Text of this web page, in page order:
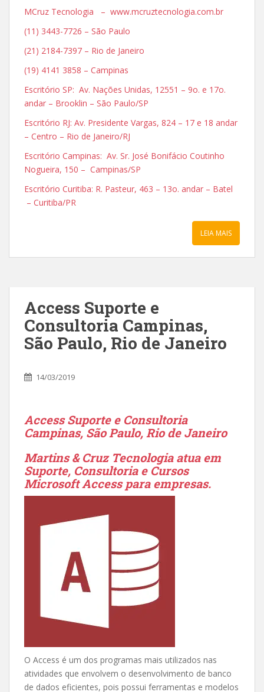
MCruz Tecnologia – www.mcruztecnologia.com.br
(11) 3443-7726 – São Paulo
(21) 2184-7397 – Rio de Janeiro
(19) 4141 3858 – Campinas
Escritório SP: Av. Nações Unidas, 12551 – 9o. e 17o.
andar – Brooklin – São Paulo/SP
Escritório RJ: Av. Presidente Vargas, 824 – 17 e 18 andar
– Centro – Rio de Janeiro/RJ
Escritório Campinas: Av. Sr. José Bonifácio Coutinho
Nogueira, 150 – Campinas/SP
Escritório Curitiba: R. Pasteur, 463 – 13o. andar – Batel
– Curitiba/PR
LEIA MAIS
Access Suporte e
Consultoria Campinas,
São Paulo, Rio de Janeiro
14/03/2019
Access Suporte e Consultoria
Campinas, São Paulo, Rio de Janeiro
Martins & Cruz Tecnologia atua em
Suporte, Consultoria e Cursos
Microsoft Access para empresas.
O Access é um dos programas mais utilizados nas
atividades que envolvem o desenvolvimento de banco
de dados eficientes, pois possui ferramentas e modelos